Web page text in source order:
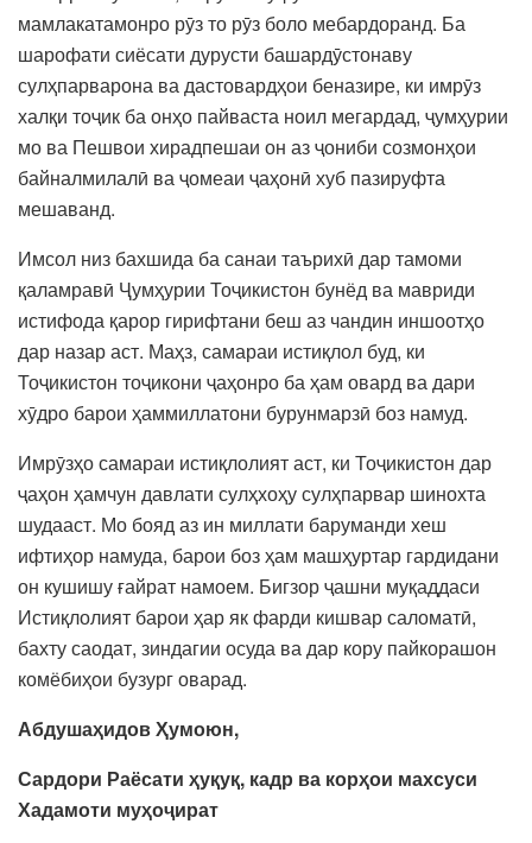
мамлакатамонро рӯз то рӯз боло мебардоранд. Ба
шарофати сиёсати дурусти башардӯстонаву
сулҳпарварона ва дастовардҳои беназире, ки имрӯз
халқи тоҷик ба онҳо пайваста ноил мегардад, ҷумҳурии
мо ва Пешвои хирадпешаи он аз ҷониби созмонҳои
байналмилалӣ ва ҷомеаи ҷаҳонӣ хуб пазируфта
мешаванд.
Имсол низ бахшида ба санаи таърихӣ дар тамоми
қаламравӣ Ҷумҳурии Тоҷикистон бунёд ва мавриди
истифода қарор гирифтани беш аз чандин иншоотҳо
дар назар аст. Маҳз, самараи истиқлол буд, ки
Тоҷикистон тоҷикони ҷаҳонро ба ҳам овард ва дари
хӯдро барои ҳаммиллатони бурунмарзӣ боз намуд.
Имрӯзҳо самараи истиқлолият аст, ки Тоҷикистон дар
ҷаҳон ҳамчун давлати сулҳхоҳу сулҳпарвар шинохта
шудааст. Мо бояд аз ин миллати баруманди хеш
ифтиҳор намуда, барои боз ҳам машҳуртар гардидани
он кушишу ғайрат намоем. Бигзор ҷашни муқаддаси
Истиқлолият барои ҳар як фарди кишвар саломатӣ,
бахту саодат, зиндагии осуда ва дар кору пайкорашон
комёбиҳои бузург оварад.
Абдушаҳидов Ҳумоюн,
Сардори Раёсати ҳуқуқ, кадр ва корҳои махсуси
Хадамоти муҳоҷират